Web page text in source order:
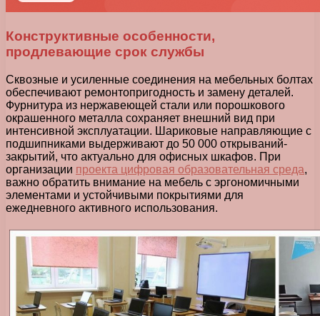
Конструктивные особенности,
продлевающие срок службы
Сквозные и усиленные соединения на мебельных болтах
обеспечивают ремонтопригодность и замену деталей.
Фурнитура из нержавеющей стали или порошкового
окрашенного металла сохраняет внешний вид при
интенсивной эксплуатации. Шариковые направляющие с
подшипниками выдерживают до 50 000 открываний-
закрытий, что актуально для офисных шкафов. При
организации проекта цифровая образовательная среда,
важно обратить внимание на мебель с эргономичными
элементами и устойчивыми покрытиями для
ежедневного активного использования.